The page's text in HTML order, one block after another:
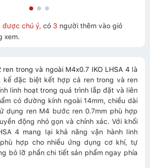
được chú ý, có 3 người thêm vào giỏ
xem.
trong và ngoài M4x0.7 IKO LHSA 4là
kế đặc biệt kết hợp cả ren trong và ren
linh hoạt trong quá trình lắp đặt và liên
có đường kính ngoài 14mm, chiều dài
dụng ren M4 bước ren 0.7mm phù hợp
động nhỏ gọn và chính xác. Với khối
4 mang lại khả năng vận hành linh
hợp cho nhiều ứng dụng cơ khí, tự
bỏ lỡ phần chi tiết sản phẩm ngay phía